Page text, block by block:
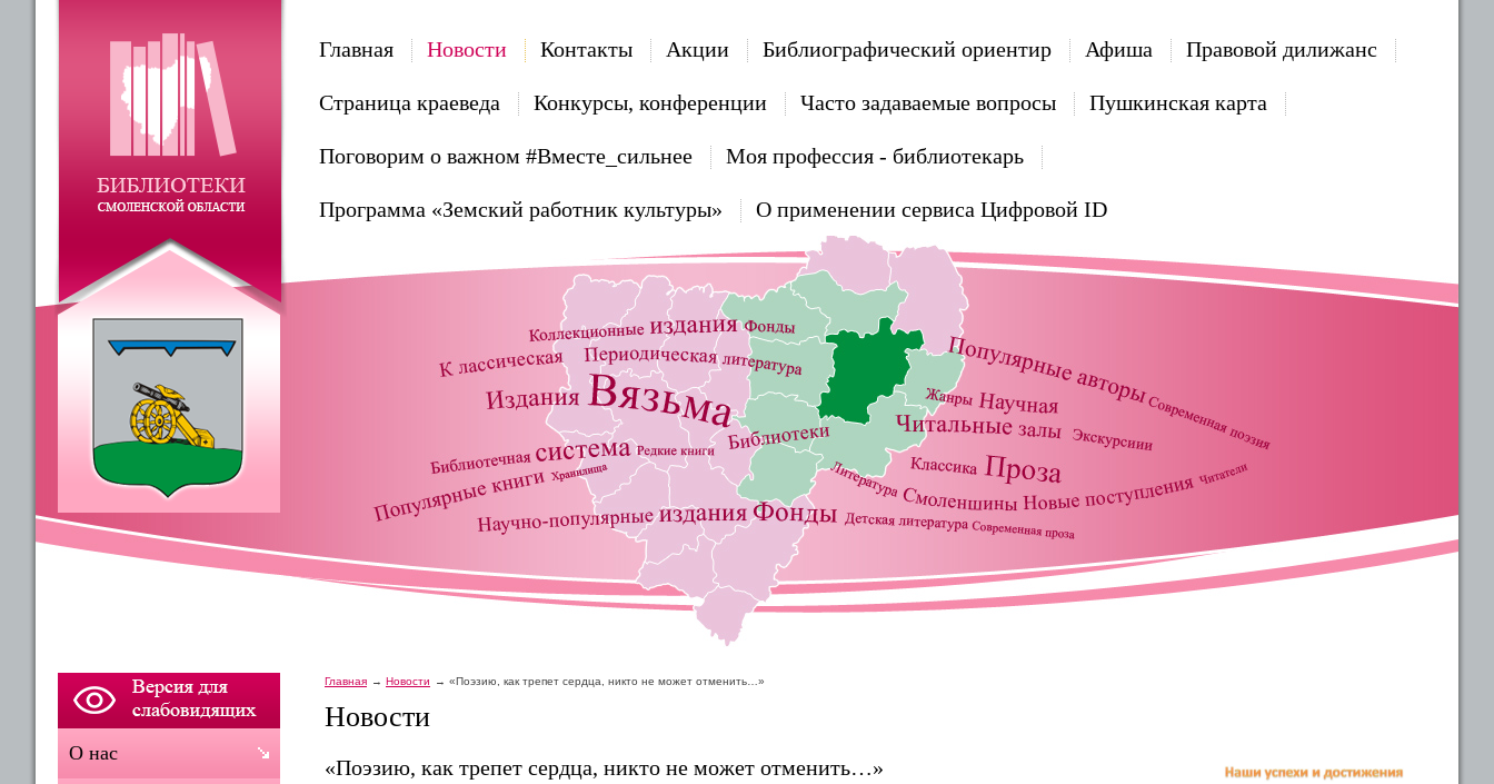
Главная Новости Контакты Акции Библиографический ориентир Афиша Правовой дилижанс
Страница краеведа Конкурсы, конференции Часто задаваемые вопросы Пушкинская карта
Поговорим о важном #Вместе_сильнее Моя профессия - библиотекарь
Программа «Земский работник культуры» О применении сервиса Цифровой ID
Главная Новости «Поэзию, как трепет сердца, никто не может отменить…»
Новости
«Поэзию, как трепет сердца, никто не может отменить…»
О нас